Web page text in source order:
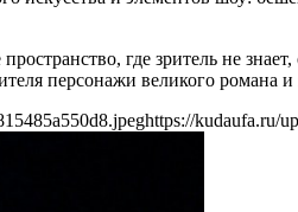
где зритель не
персонажи великого романа
https://kudaufa.ru/